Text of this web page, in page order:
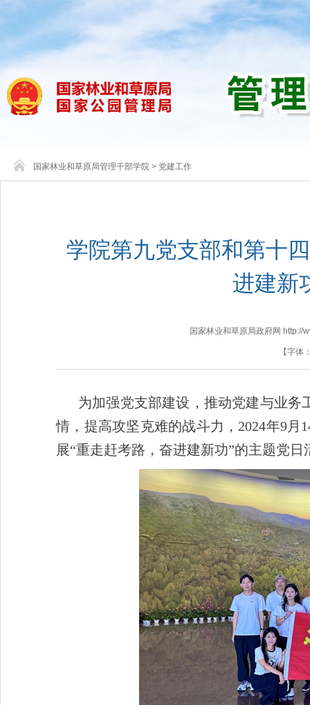
国家林业和草原局管理干部学院 > 党建工作
学院第九党支部和第十
进建新
国家林业和草原局政府网 http://
【字体
为加强党支部建设，推动党建与业
情，提高攻坚克难的战斗力，2024年9
展“重走赶考路，奋进建新功”的主题党日